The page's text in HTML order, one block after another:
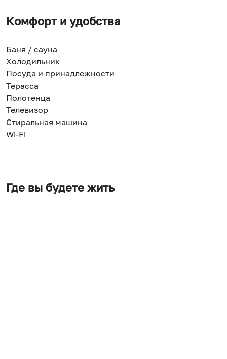
Комфорт и удобства
Баня / сауна
Холодильник
Посуда и принадлежности
Терасса
Полотенца
Телевизор
Стиральная машина
Wi-Fi
Где вы будете жить